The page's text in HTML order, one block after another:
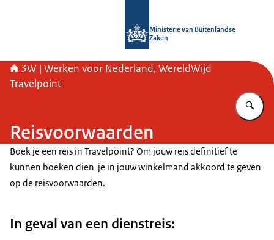
Ministerie van Buitenlandse
Zaken
3W | Werken voor Nederland, WereldWijd
Travelpoint
Reisvoorwaarden
Boek je een reis in Travelpoint? Om jouw reis definitief te
kunnen boeken dien je in jouw winkelmand akkoord te geven
op de reisvoorwaarden.
In geval van een dienstreis: